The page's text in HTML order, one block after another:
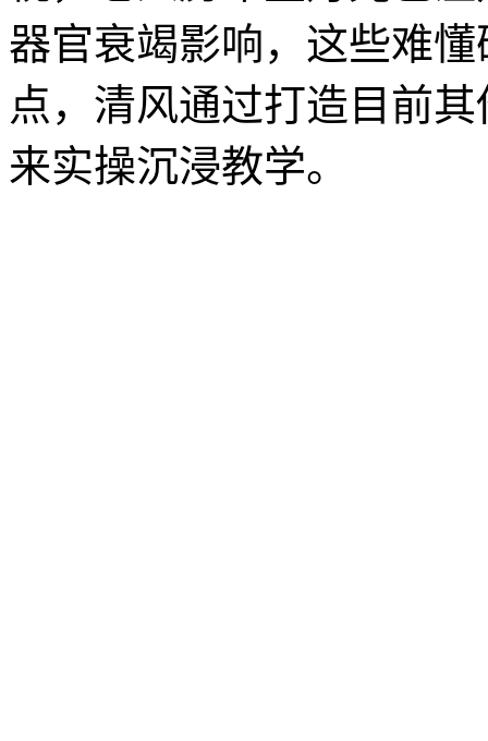
器官衰竭影响，这些难
点，清风通过打造目前
来实操沉浸教学。